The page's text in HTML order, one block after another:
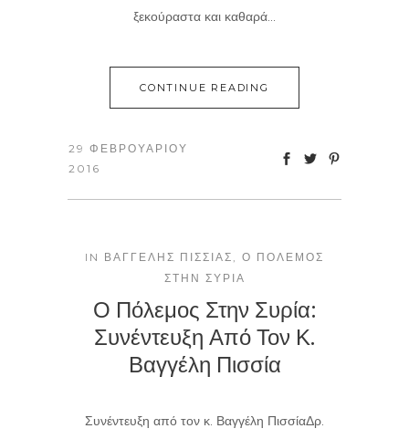
ξεκούραστα και καθαρά...
CONTINUE READING
29 ΦΕΒΡΟΥΑΡΊΟΥ
2016
IN ΒΑΓΓΈΛΗΣ ΠΙΣΣΊΑΣ , Ο ΠΌΛΕΜΟΣ
ΣΤΗΝ ΣΥΡΊΑ
Ο Πόλεμος Στην Συρία:
Συνέντευξη Από Τον Κ.
Βαγγέλη Πισσία
Συνέντευξη από τον κ. Βαγγέλη ΠισσίαΔρ.